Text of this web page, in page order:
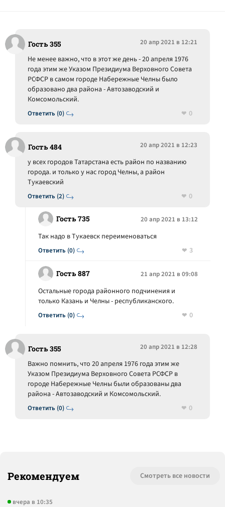
Гость 355 20 апр 2021 в 12:21
Ответить (0)
Не менее важно, что в этот же день - 20 апреля 1976
года этим же Указом Президиума Верховного Совета
РСФСР в самом городе Набережные Челны было
образовано два района - Автозаводский и
Комсомольский.
0
Гость 484 20 апр 2021 в 12:23
Ответить (2)
у всех городов Татарстана есть район по названию
города. и только у нас город Челны, а район
Тукаевский
0
Гость 735 20 апр 2021 в 13:12
Ответить (0)
Так надо в Тукаевск переименоваться
3
Гость 887 21 апр 2021 в 09:08
Ответить (0)
Остальные города районного подчинения и
только Казань и Челны - республиканского.
0
Гость 355 20 апр 2021 в 12:28
Ответить (0)
Важно помнить, что 20 апреля 1976 года этим же
Указом Президиума Верховного Совета РСФСР в
городе Набережные Челны были образованы два
района - Автозаводский и Комсомольский.
0
Рекомендуем Смотреть все новости
вчера в 10:35